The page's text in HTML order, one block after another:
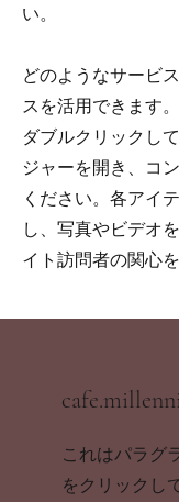
い。
どのようなサービ
スを活用できます
ダブルクリックし
ジャーを開き、コ
ください。各アイ
し、写真やビデオ
イト訪問者の関心
これはパラグ
をクリックし